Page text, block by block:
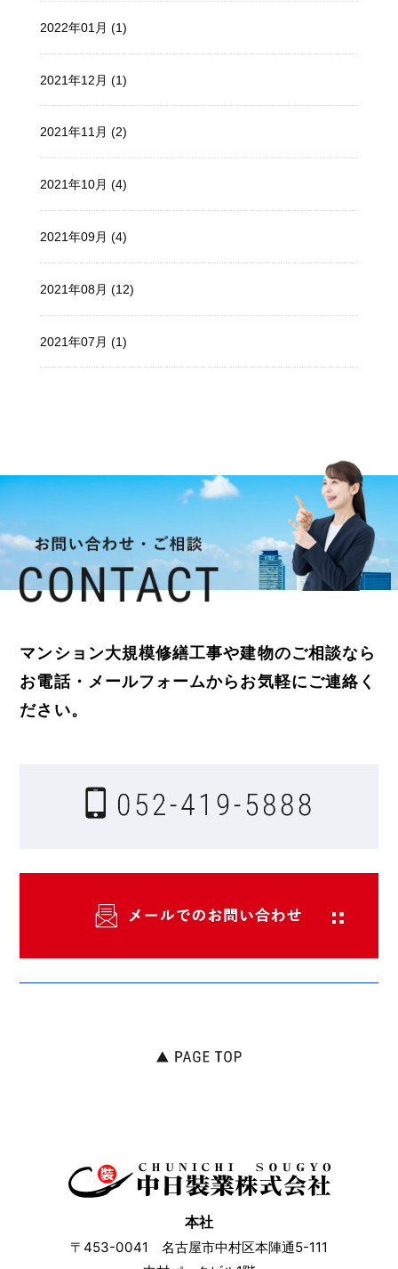
2022年01月 (1)
2021年12月 (1)
2021年11月 (2)
2021年10月 (4)
2021年09月 (4)
2021年08月 (12)
2021年07月 (1)
マンション大規模修繕工事や建物のご相談なら
お電話・メールフォームからお気軽にご連絡く
ださい。
本社
〒453-0041 名古屋市中村区本陣通5-111